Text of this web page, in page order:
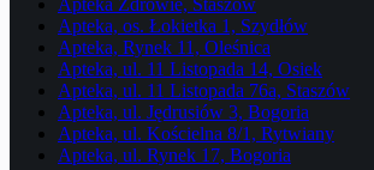
Apteka Zdrowie, Staszów
Apteka, os. Łokietka 1, Szydłów
Apteka, Rynek 11, Oleśnica
Apteka, ul. 11 Listopada 14, Osiek
Apteka, ul. 11 Listopada 76a, Staszów
Apteka, ul. Jędrusiów 3, Bogoria
Apteka, ul. Kościelna 8/1, Rytwiany
Apteka, ul. Rynek 17, Bogoria